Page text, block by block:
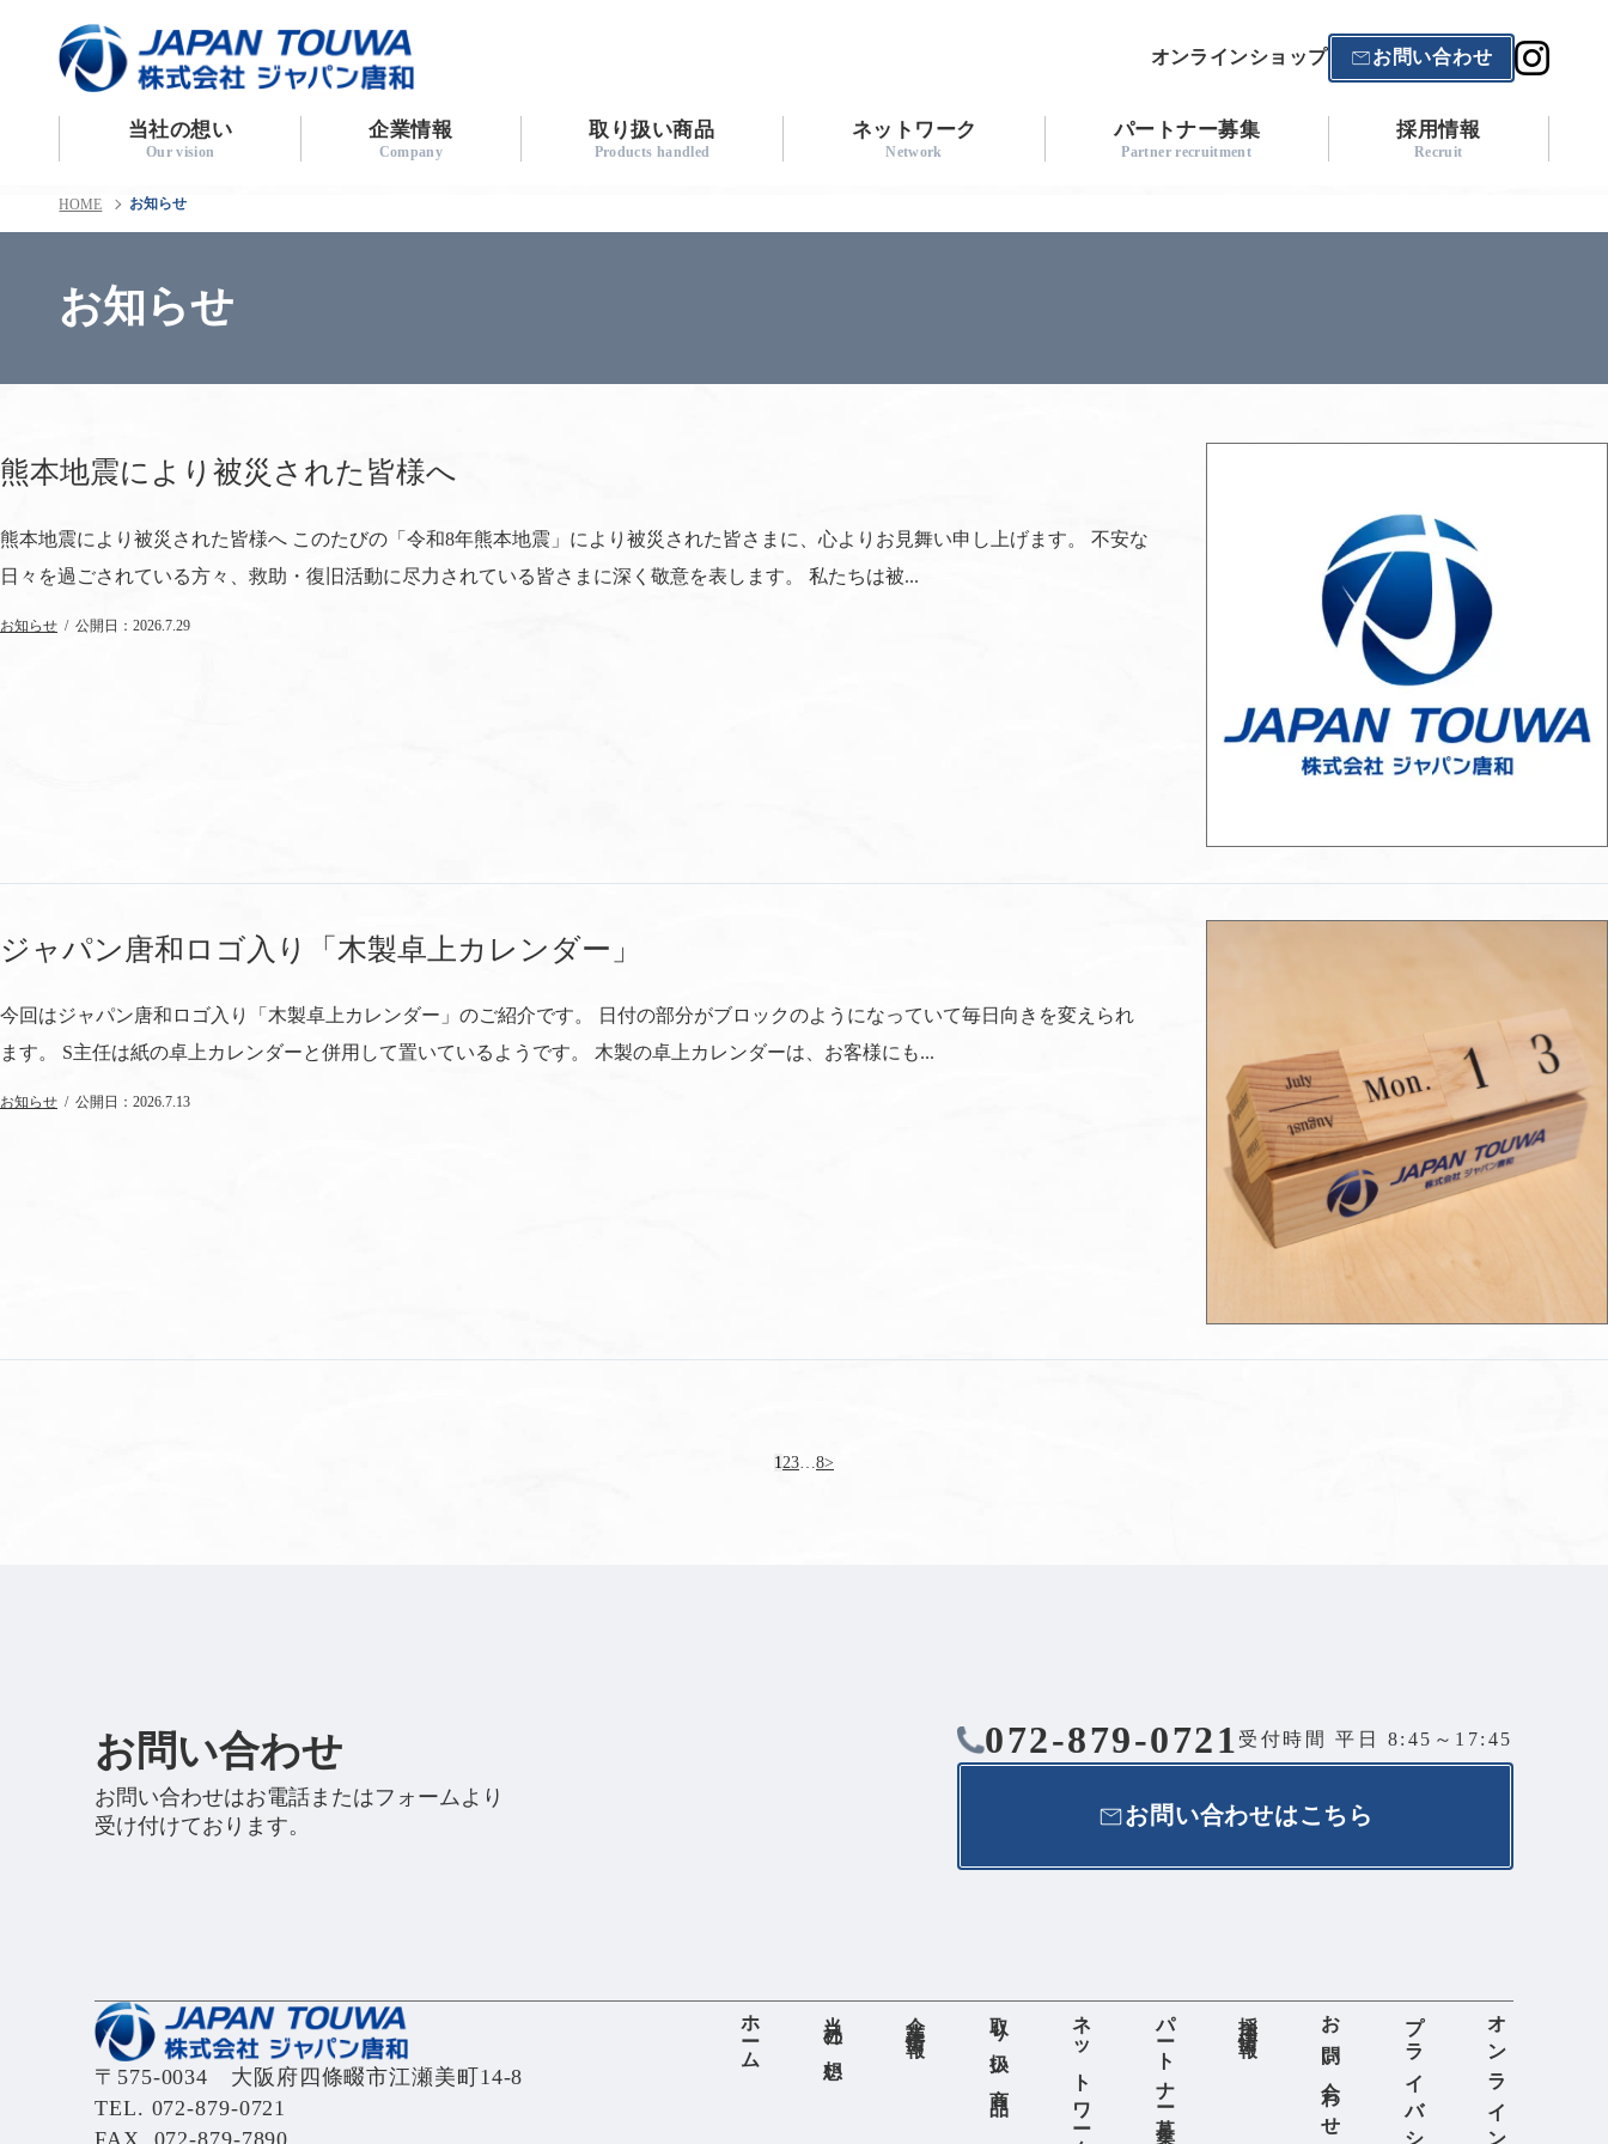
オンラインショップ お問い合わせ
当社の想い 企業情報 取り扱い商品 ネットワーク パートナー募集 採用情報
HOME お知らせ
お知らせ
お知らせ 2026.7.29
熊本地震により被災された皆様へ
熊本地震により被災された皆様へ このたびの「令和8年熊本地震」により被災された皆さまに、心よりお見舞い申し上げます。 不安な
日々を過ごされている方々、救助・復旧活動に尽力されている皆さまに深く敬意を表します。 私たちは被...
お知らせ 2026.7.13
ジャパン唐和ロゴ入り「木製卓上カレンダー」
今回はジャパン唐和ロゴ入り「木製卓上カレンダー」のご紹介です。 日付の部分がブロックのようになっていて毎日向きを変えられ
ます。 S主任は紙の卓上カレンダーと併用して置いているようです。 木製の卓上カレンダーは、お客様にも...
123…8>
お問い合わせ
お問い合わせはお電話またはフォームより
受け付けております。
072-879-0721 受付時間 平日 8:45～17:45
お問い合わせはこちら
〒575-0034 大阪府四條畷市江瀬美町14-8
TEL. 072-879-0721
ホーム 当社の想い 企業情報 取り扱い商品 ネットワーク パートナー募集 採用情報 お問い合わせ